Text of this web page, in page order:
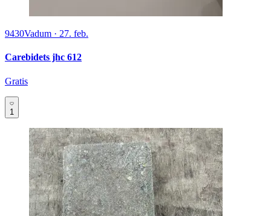
9430Vadum · 27. feb.
Carebidets jhc 612
Gratis
1